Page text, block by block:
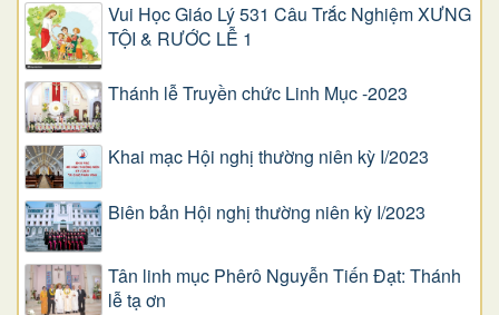
Vui Học Giáo Lý 531 Câu Trắc Nghiệm XƯNG
TỘI & RƯỚC LỄ 1
Thánh lễ Truyền chức Linh Mục -2023
Khai mạc Hội nghị thường niên kỳ I/2023
Biên bản Hội nghị thường niên kỳ I/2023
Tân linh mục Phêrô Nguyễn Tiến Đạt: Thánh
lễ tạ ơn